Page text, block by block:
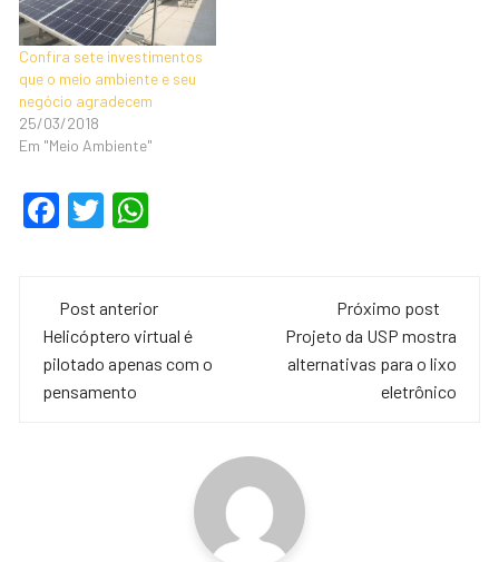
Confira sete investimentos
que o meio ambiente e seu
negócio agradecem
25/03/2018
Em "Meio Ambiente"
F
e
b
o
T
er s
A
Navegação
de
post
Post anterior
Helicóptero virtual é
pilotado apenas com o
pensamento
Próximo post
Projeto da USP mostra
alternativas para o lixo
eletrônico